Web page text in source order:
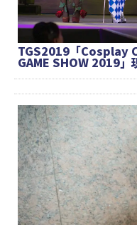
TGS2019「Cosplay
GAME SHOW 2019」